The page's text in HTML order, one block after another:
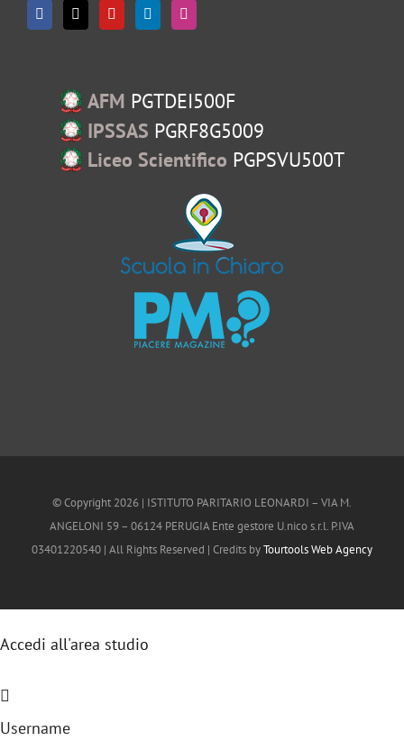
AFM PGTDEI500F
IPSSAS PGRF8G5009
Liceo Scientifico PGPSVU500T
© Copyright 2026 | ISTITUTO PARITARIO LEONARDI – VIA M.
ANGELONI 59 – 06124 PERUGIA Ente gestore U.nico s.r.l. P.IVA
03401220540 | All Rights Reserved | Credits byTourtools Web Agency
Accedi all'area studio
Username